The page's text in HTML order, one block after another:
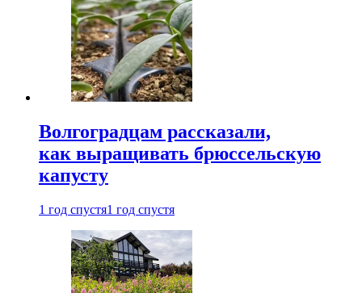
Волгоградцам рассказали,
как выращивать брюссельскую
капусту
1 год спустя1 год спустя